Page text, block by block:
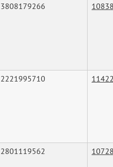
3808179266
2221995710
2801119562